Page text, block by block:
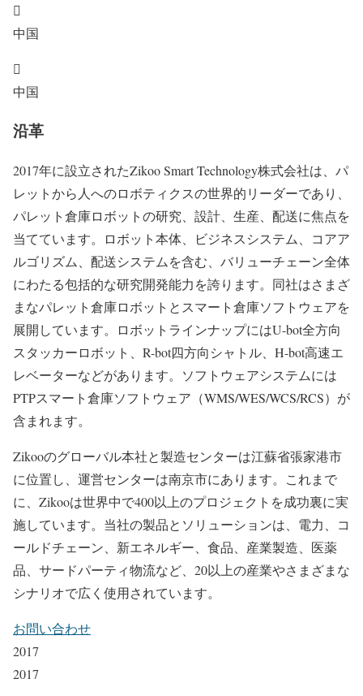

中国

中国
沿革
2017年に設立されたZikoo Smart Technology株式会社は、パ
レットから人へのロボティクスの世界的リーダーであり、
パレット倉庫ロボットの研究、設計、生産、配送に焦点を
当てています。ロボット本体、ビジネスシステム、コアア
ルゴリズム、配送システムを含む、バリューチェーン全体
にわたる包括的な研究開発能力を誇ります。同社はさまざ
まなパレット倉庫ロボットとスマート倉庫ソフトウェアを
展開しています。ロボットラインナップにはU-bot全方向
スタッカーロボット、R-bot四方向シャトル、H-bot高速エ
レベーターなどがあります。ソフトウェアシステムには
PTPスマート倉庫ソフトウェア（WMS/WES/WCS/RCS）が
含まれます。
Zikooのグローバル本社と製造センターは江蘇省張家港市
に位置し、運営センターは南京市にあります。これまで
に、Zikooは世界中で400以上のプロジェクトを成功裏に実
施しています。当社の製品とソリューションは、電力、コ
ールドチェーン、新エネルギー、食品、産業製造、医薬
品、サードパーティ物流など、20以上の産業やさまざまな
シナリオで広く使用されています。
お問い合わせ
2017
2017